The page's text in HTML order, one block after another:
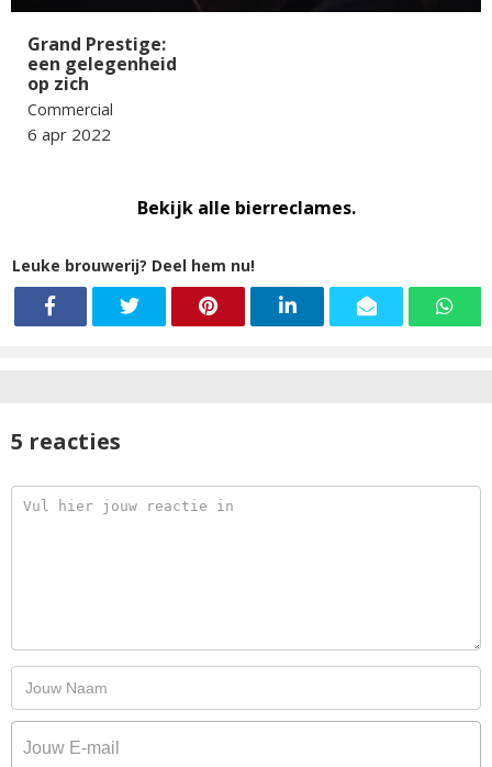
Grand Prestige:
een gelegenheid
op zich
Commercial
6 apr 2022
Bekijk alle bierreclames.
Leuke brouwerij? Deel hem nu!
5 reacties